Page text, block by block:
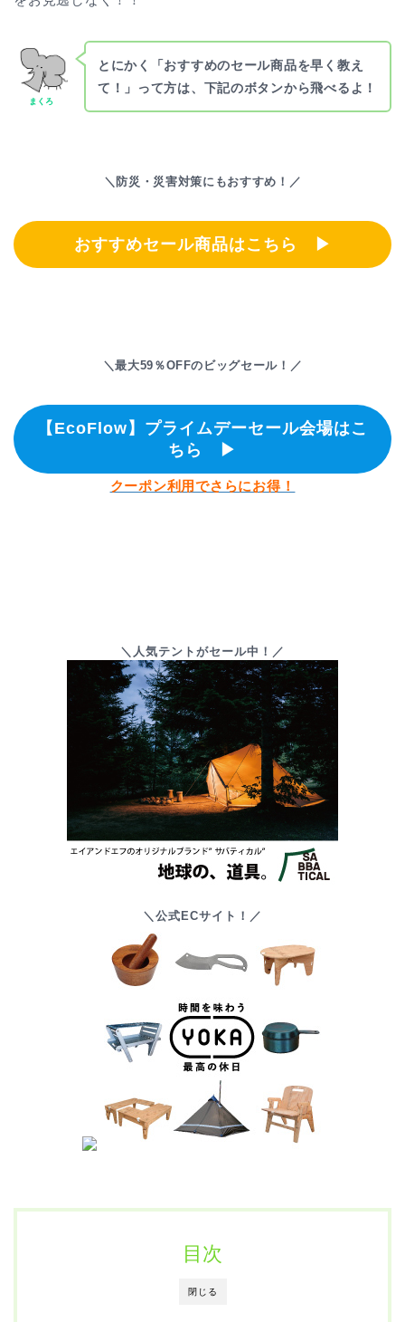
まくろ
とにかく「おすすめのセール商品を早く教え
て！」って方は、下記のボタンから飛べるよ！
＼防災・災害対策にもおすすめ！／
おすすめセール商品はこちら ▶
＼最大59％OFFのビッグセール！／
【EcoFlow】プライムデーセール会場はこ
ちら ▶
クーポン利用でさらにお得！
＼人気テントがセール中！／
＼公式ECサイト！／
閉じる
目次